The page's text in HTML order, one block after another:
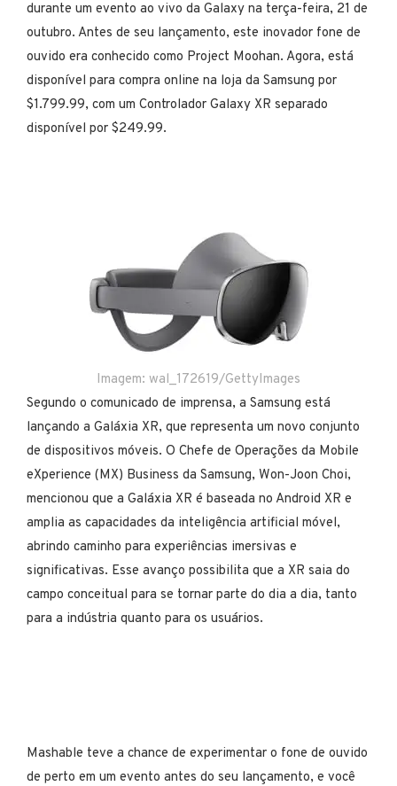
durante um evento ao vivo da Galaxy na terça-feira, 21 de
outubro. Antes de seu lançamento, este inovador fone de
ouvido era conhecido como Project Moohan. Agora, está
disponível para compra online na loja da Samsung por
$1.799.99, com um Controlador Galaxy XR separado
disponível por $249.99.
Imagem: wal_172619/GettyImages
Segundo o comunicado de imprensa, a Samsung está
lançando a Galáxia XR, que representa um novo conjunto
de dispositivos móveis. O Chefe de Operações da Mobile
eXperience (MX) Business da Samsung, Won-Joon Choi,
mencionou que a Galáxia XR é baseada no Android XR e
amplia as capacidades da inteligência artificial móvel,
abrindo caminho para experiências imersivas e
significativas. Esse avanço possibilita que a XR saia do
campo conceitual para se tornar parte do dia a dia, tanto
para a indústria quanto para os usuários.
Mashable teve a chance de experimentar o fone de ouvido
de perto em um evento antes do seu lançamento, e você